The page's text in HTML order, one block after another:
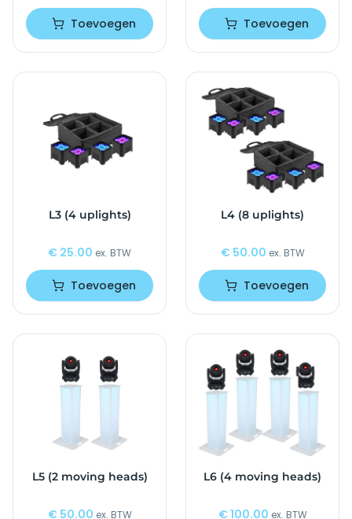
Toevoegen Toevoegen
L3 (4 uplights)
€ 25.00 ex. BTW
Toevoegen
L4 (8 uplights)
€ 50.00 ex. BTW
Toevoegen
L5 (2 moving heads)
€ 50.00 ex. BTW
L6 (4 moving heads)
€100.00 ex. BTW